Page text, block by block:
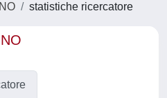
statistiche ricercatore